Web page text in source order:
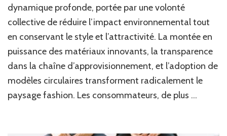
dynamique profonde, portée par une volonté
collective de réduire l’impact environnemental tout
en conservant le style et l’attractivité. La montée en
puissance des matériaux innovants, la transparence
dans la chaîne d’approvisionnement, et l’adoption de
modèles circulaires transforment radicalement le
paysage fashion. Les consommateurs, de plus …